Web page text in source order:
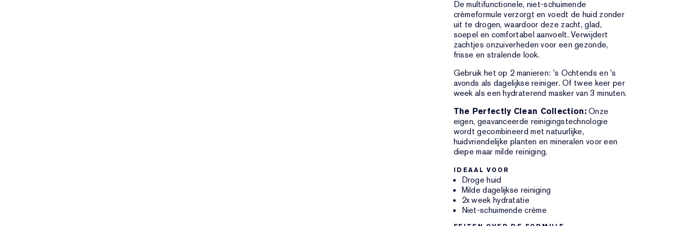
De multifunctionele, niet-schuimende
crèmeformule verzorgt en voedt de huid zonder
uit te drogen, waardoor deze zacht, glad,
soepel en comfortabel aanvoelt. Verwijdert
zachtjes onzuiverheden voor een gezonde,
frisse en stralende look.
Gebruik het op 2 manieren: 's Ochtends en 's
avonds als dagelijkse reiniger. Of twee keer per
week als een hydraterend masker van 3 minuten.
The Perfectly Clean Collection:Onze
eigen, geavanceerde reinigingstechnologie
wordt gecombineerd met natuurlijke,
huidvriendelijke planten en mineralen voor een
diepe maar milde reiniging.
IDEAAL VOOR
Droge huid
Milde dagelijkse reiniging
2x week hydratatie
Niet-schuimende crème